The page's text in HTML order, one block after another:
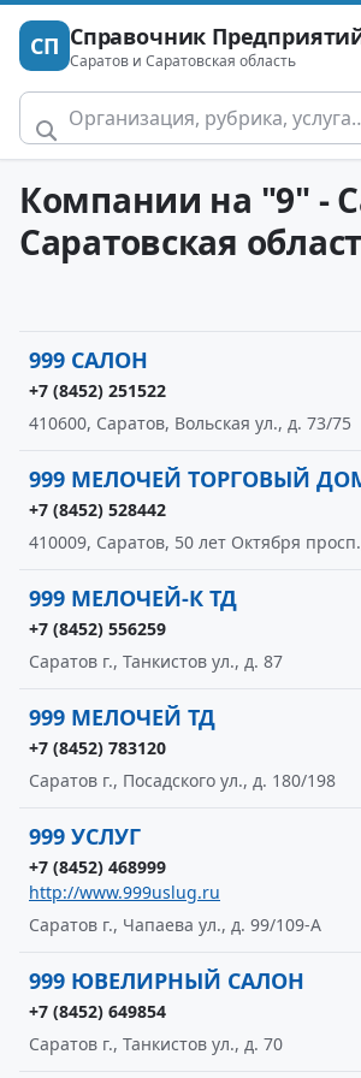
СП Справочник
Саратов и Саратовская область
Компании на "9" -
Саратовская
999 САЛОН
+7 (8452) 251522
410600, Саратов, Вольская ул., д. 73/75
999 МЕЛОЧЕЙ ТОРГОВЫЙ
+7 (8452) 528442
410009, Саратов, 50 лет Октября
999 МЕЛОЧЕЙ-К ТД
+7 (8452) 556259
Саратов г., Танкистов ул., д. 87
999 МЕЛОЧЕЙ ТД
+7 (8452) 783120
Саратов г., Посадского ул., д. 180/198
999 УСЛУГ
+7 (8452) 468999
http://www.999uslug.ru
Саратов г., Чапаева ул., д. 99/109-А
999 ЮВЕЛИРНЫЙ САЛОН
+7 (8452) 649854
Саратов г., Танкистов ул., д. 70